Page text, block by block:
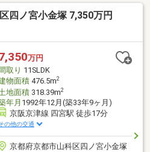
四ノ宮小金塚 7,350万円
万円
取り 11SLDK
物面積476.5m2
地面積318.39m2
年月 1992年12月(築33年9ヶ月)
京阪京津線 四宮駅 徒歩17分
の他の交通
京都府京都市山科区四ノ宮小金塚